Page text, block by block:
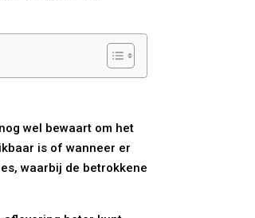
wel bewaart om het
is of wanneer er
waarbij de betrokkene